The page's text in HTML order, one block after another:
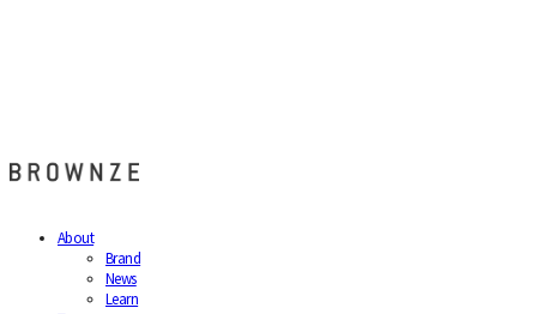
About
Brand
News
Learn